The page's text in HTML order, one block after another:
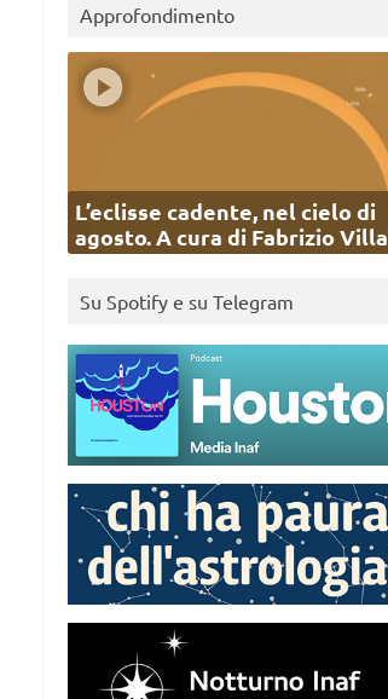
Approfondimento
L’eclisse cadente, nel cielo di
agosto. A cura di Fabrizio Villa
Su Spotify e su Telegram